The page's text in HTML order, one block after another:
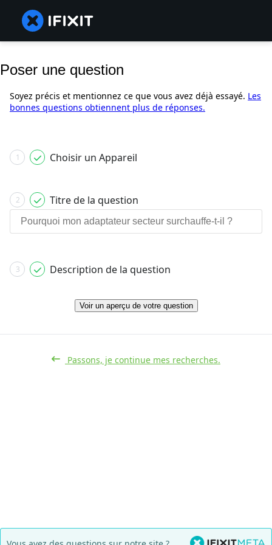
Poser une question
Soyez précis et mentionnez ce que vous avez déjà essayé. Les
bonnes questions obtiennent plus de réponses.
1 Choisir un Appareil
2 Titre de la question
3 Description de la question
Voir un aperçu de votre question
Passons, je continue mes recherches.